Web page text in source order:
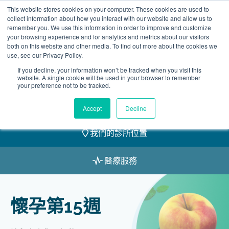
This website stores cookies on your computer. These cookies are used to
collect information about how you interact with our website and allow us to
remember you. We use this information in order to improve and customize
your browsing experience and for analytics and metrics about our visitors
both on this website and other media. To find out more about the cookies we
use, see our Privacy Policy.
If you decline, your information won’t be tracked when you visit this
website. A single cookie will be used in your browser to remember
your preference not to be tracked.
Accept Decline
Skip
to
content
2155 9055
預約
我們的醫護團隊
我們的診所位置
醫療服務
懷孕第15週